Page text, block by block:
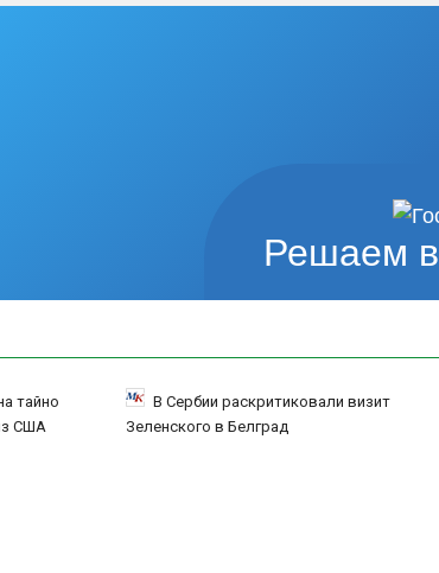
Решаем
тайно
США
В Сербии раскритиковали визит
Зеленского в Белград